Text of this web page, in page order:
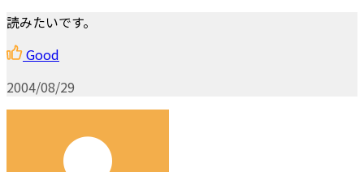
読みたいです。
Good
2004/08/29